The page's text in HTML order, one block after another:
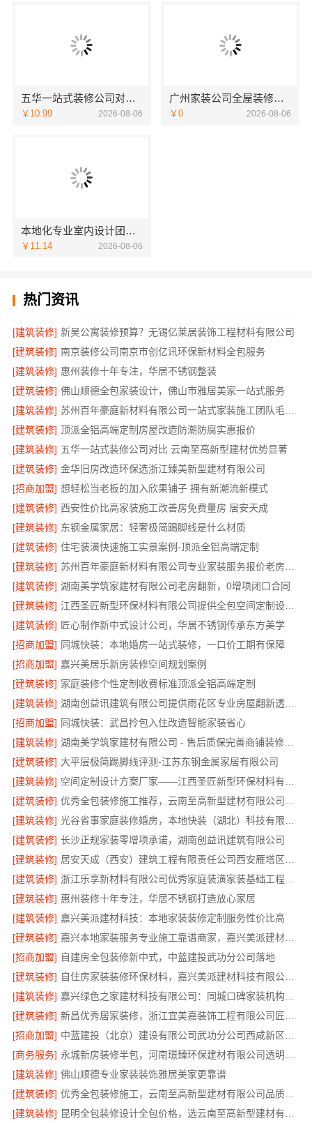
五华一站式装修公司对比，云南至高新型建材有限公司值得选择
￥10.99 2026-08-06
广州家装公司全屋装修精匠饰家全铝家居生态家
￥0 2026-08-06
本地化专业室内设计团队省心，嘉兴绿色之家建材科技有限公司
￥11.14 2026-08-06
热门资讯
[建筑装修] 新吴公寓装修预算？无锡亿莱居装饰工程材料有限公司
[建筑装修] 南京装修公司南京市创亿讯环保新材料全包服务
[建筑装修] 惠州装修十年专注，华居不锈钢整装
[建筑装修] 佛山顺德全包家装设计，佛山市雅居美家一站式服务
[建筑装修]
[建筑装修] 顶派全铝高端定制房屋改造防潮防腐实惠报价
[建筑装修] 五华一站式装修公司对比 云南至高新型建材优势显著
[建筑装修] 金华旧房改造环保选浙江臻美新型建材有限公司
[招商加盟] 想轻松当老板的加入欣果铺子 拥有新潮流新模式
[建筑装修] 西安性价比高家装施工改善房免费量房 居安天成
[建筑装修] 东钢金属家居：轻奢极简踢脚线是什么材质
[建筑装修] 住宅装潢快速施工实景案例-顶派全铝高端定制
[建筑装修]
[建筑装修] 湖南美学筑家建材有限公司老房翻新，0增项闭口合同
[建筑装修]
江西圣匠新型环保材料有限公司提供全包空间定制设计方案
[建筑装修] 匠心制作新中式设计公司，华居不锈钢传承东方美学
[招商加盟] 同城快装：本地婚房一站式装修，一口价工期有保障
[招商加盟] 嘉兴美居乐新房装修空间规划案例
[建筑装修] 家庭装修个性定制收费标准顶派全铝高端定制
[建筑装修]
湖南创益讯建筑有限公司提供雨花区专业房屋翻新透明化施工
[招商加盟] 同城快装：武昌拎包入住改造智能家装省心
[建筑装修]
湖南美学筑家建材有限公司 - 售后质保完善商铺装修值得信赖
[建筑装修] 大平层极简踢脚线评测-江苏东钢金属家居有限公司
[建筑装修]
[建筑装修]
[建筑装修]
[建筑装修] 长沙正规家装零增项承诺，湖南创益讯建筑有限公司
[建筑装修]
[建筑装修]
浙江乐享新材料有限公司优秀家庭装潢家装基础工程施工案例
[建筑装修] 惠州装修十年专注，华居不锈钢打造放心家居
[建筑装修] 嘉兴美派建材科技：本地家装装修定制服务性价比高
[建筑装修]
嘉兴本地家装服务专业施工靠谱商家，嘉兴美派建材科技有限公司自有班组
[招商加盟] 自建房全包装修新中式，中蓝建投武功分公司落地
[建筑装修]
自住房家装装修环保材料，嘉兴美派建材科技有限公司绿色建材优选
[建筑装修]
[建筑装修]
[招商加盟]
[商务服务]
[建筑装修] 佛山顺德专业家装装饰雅居美家更靠谱
[建筑装修]
优秀全包装修施工，云南至高新型建材有限公司品质保证
[建筑装修]